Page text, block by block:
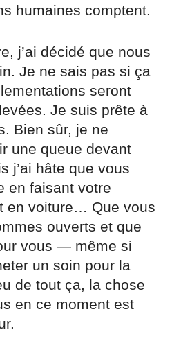
humaines comptent.
j’ai décidé que nous
Je ne sais pas si ça
seront
Je suis prête à
Bien sûr, je ne
une queue devant
j’ai hâte que vous
en faisant votre
en voiture… Que vous
ouverts et que
vous — même si
un soin pour la
de tout ça, la chose
en ce moment est